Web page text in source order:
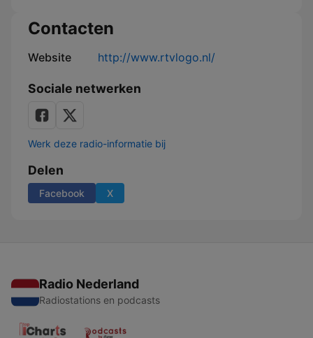
Contacten
Website http://www.rtvlogo.nl/
Sociale netwerken
Werk deze radio-informatie bij
Delen
Facebook X
Radio Nederland
Radiostations en podcasts